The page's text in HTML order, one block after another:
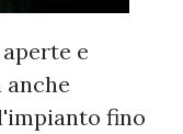
e
fino